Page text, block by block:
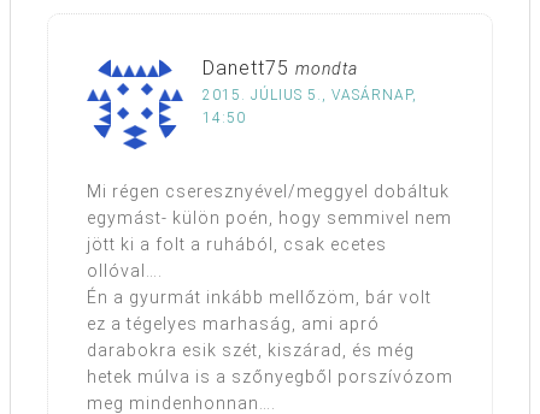
Danett75 mondta
2015. JÚLIUS 5., VASÁRNAP,
14:50
Mi régen cseresznyével/meggyel dobáltuk
egymást- külön poén, hogy semmivel nem
jött ki a folt a ruhából, csak ecetes
ollóval….
Én a gyurmát inkább mellőzöm, bár volt
ez a tégelyes marhaság, ami apró
darabokra esik szét, kiszárad, és még
hetek múlva is a szőnyegből porszívózom
meg mindenhonnan….